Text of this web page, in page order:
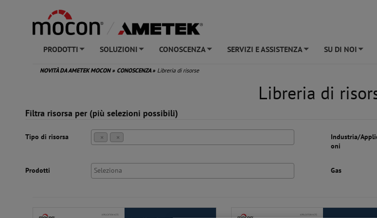
PRODOTTI SOLUZIONI CONOSCENZA SERVIZI E ASSISTENZA SU DI NOI
NOVITÀ DA AMETEK MOCON » CONOSCENZA» Libreria di risorse
Libreria di
Filtra risorsa per (più selezioni possibili)
Tipo di risorsa × ×
Industria/
oni
Prodotti Gas